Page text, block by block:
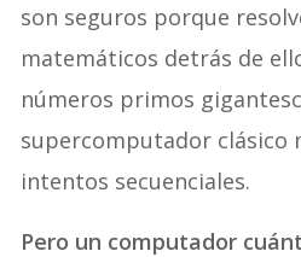
son seguros porque
matemáticos detrás de
números primos
supercomputador clásico
intentos secuenciales.
Pero un computador